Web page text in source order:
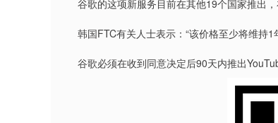
谷歌的这项新服务目前在其他19个国家推出，
韩国FTC有关人士表示：“该价格至少将维持1
谷歌必须在收到同意决定后90天内推出